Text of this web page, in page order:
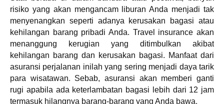
risiko yang akan mengancam liburan Anda menjadi tak
menyenangkan seperti adanya kerusakan bagasi atau
kehilangan barang pribadi Anda. Travel insurance akan
menanggung kerugian yang ditimbulkan akibat
kehilangan barang dan kerusakan bagasi. Manfaat dari
asuransi perjalanan inilah yang sering menjadi daya tarik
para wisatawan. Sebab, asuransi akan memberi ganti
rugi apabila ada keterlambatan bagasi lebih dari 12 jam
termasuk hilangnya barang-barang yang Anda bawa.